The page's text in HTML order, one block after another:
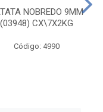
NOBREDO 9MM
(03948) CX\7X2KG
Código: 4990